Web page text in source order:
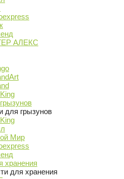
АЛЕКС
для грызунов
Мир
хранения
для хранения